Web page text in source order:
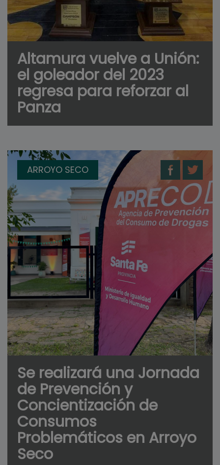
Altamura vuelve a Unión:
el goleador del 2023
regresa para reforzar al
Panza
ARROYO SECO
Se realizará una Jornada
de Prevención y
Concientización de
Consumos
Problemáticos en Arroyo
Seco